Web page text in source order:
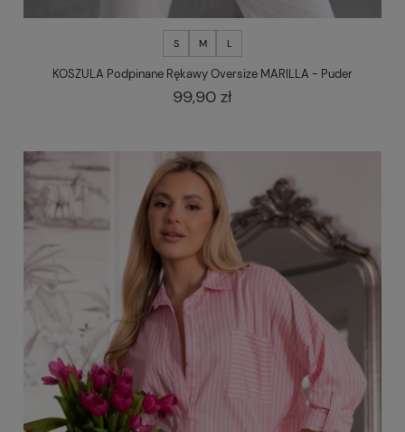
S M L
KOSZULA Podpinane Rękawy Oversize MARILLA - Puder
99,90 zł